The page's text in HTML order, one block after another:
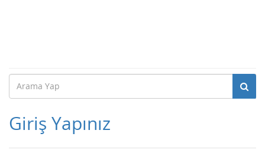
Giriş Yapınız